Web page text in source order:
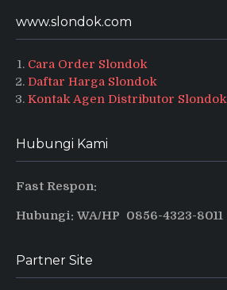
www.slondok.com
Cara Order Slondok
Daftar Harga Slondok
Kontak Agen Distributor Slondok
Hubungi Kami
Fast Respon:
Hubungi: WA/HP 0856-4323-8011
Partner Site